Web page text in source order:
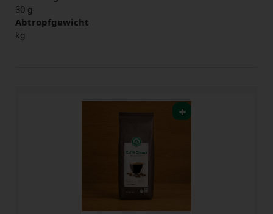
30 g
Abtropfgewicht
kg